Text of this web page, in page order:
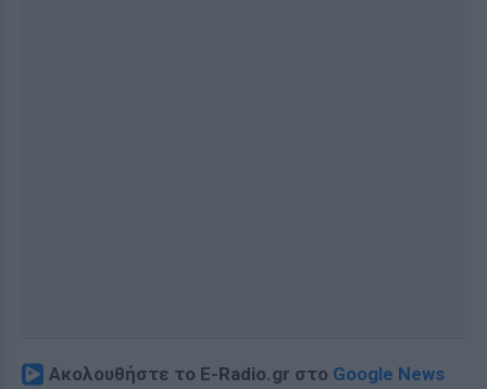
Ακολουθήστε το E-Radio.gr στο Google News